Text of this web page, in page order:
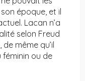
époque, et il
Lacan n’a
selon Freud
même qu’il
féminin ou de